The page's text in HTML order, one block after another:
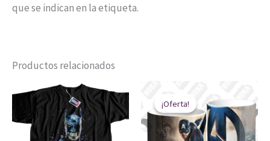
que se indican en la etiqueta.
Productos relacionados
Rango
de
precios:
desde
$ 39.900
producto
tiene
¡Oferta!
¡Oferta!original
era:
$ 20.000.
precio
actual
es:
$ 14.900.